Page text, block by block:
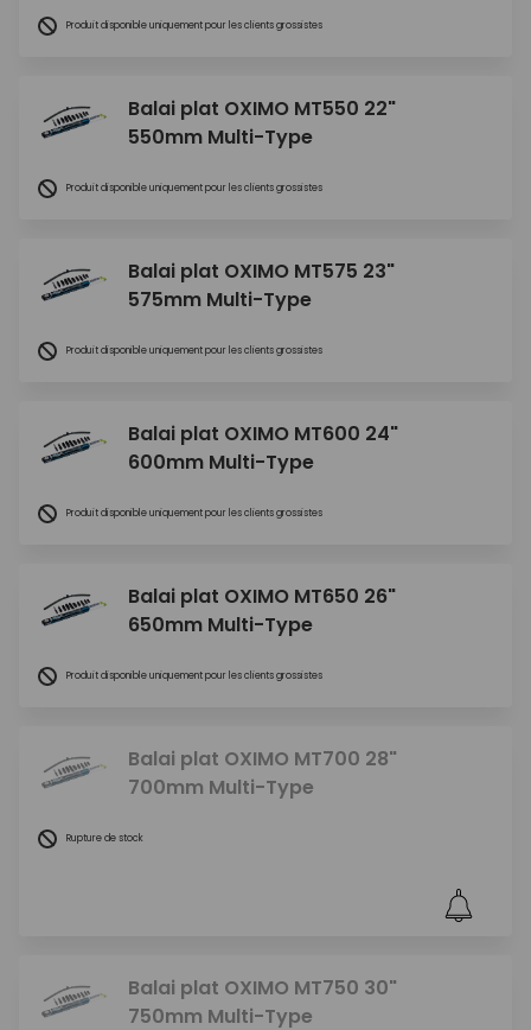
Produit disponible uniquement pour les clients grossistes
Balai plat OXIMO MT550 22"
550mm Multi-Type
Produit disponible uniquement pour les clients grossistes
Balai plat OXIMO MT575 23"
575mm Multi-Type
Produit disponible uniquement pour les clients grossistes
Balai plat OXIMO MT600 24"
600mm Multi-Type
Produit disponible uniquement pour les clients grossistes
Balai plat OXIMO MT650 26"
650mm Multi-Type
Produit disponible uniquement pour les clients grossistes
Balai plat OXIMO MT700 28"
700mm Multi-Type
Rupture de stock
Balai plat OXIMO MT750 30"
750mm Multi-Type